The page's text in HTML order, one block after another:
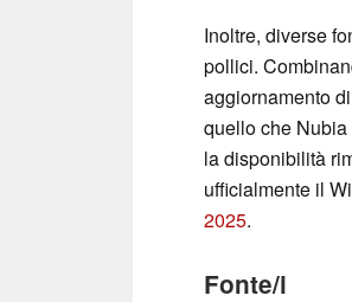
Inoltre, diverse
pollici.
aggiornamento
quello che
la disponibilità
ufficialmente il
2025.
Fonte/i